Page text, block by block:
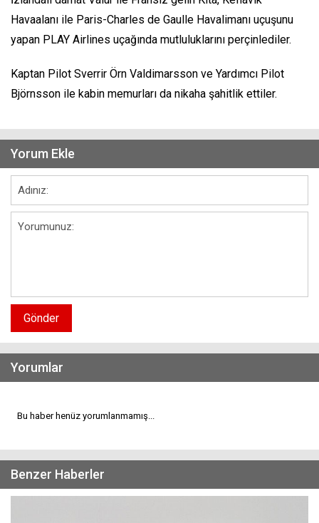
Havaalanı ile Paris-Charles de Gaulle Havalimanı uçuşunu
yapan PLAY Airlines uçağında mutluluklarını perçinlediler.
Kaptan Pilot Sverrir Örn Valdimarsson ve Yardımcı Pilot
Björnsson ile kabin memurları da nikaha şahitlik ettiler.
Yorum Ekle
Gönder
Yorumlar
Bu haber henüz yorumlanmamış...
Benzer Haberler